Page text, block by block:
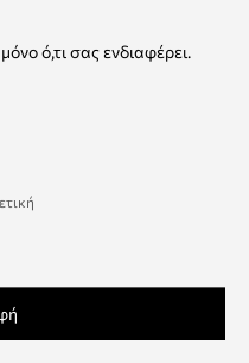
ό,τι σας ενδιαφέρει.